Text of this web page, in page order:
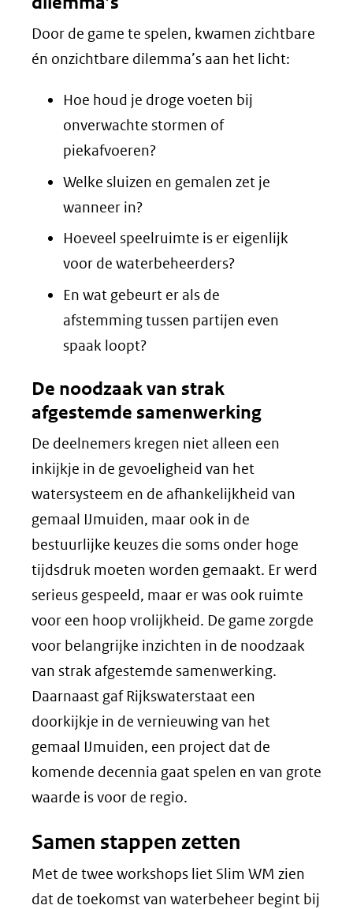
Door de game te spelen, kwamen zichtbare
én onzichtbare dilemma’s aan het licht:
Hoe houd je droge voeten bij
onverwachte stormen of
piekafvoeren?
Welke sluizen en gemalen zet je
wanneer in?
Hoeveel speelruimte is er eigenlijk
voor de waterbeheerders?
En wat gebeurt er als de
afstemming tussen partijen even
spaak loopt?
De noodzaak van strak
afgestemde samenwerking
De deelnemers kregen niet alleen een
inkijkje in de gevoeligheid van het
watersysteem en de afhankelijkheid van
gemaal IJmuiden, maar ook in de
bestuurlijke keuzes die soms onder hoge
tijdsdruk moeten worden gemaakt. Er werd
serieus gespeeld, maar er was ook ruimte
voor een hoop vrolijkheid. De game zorgde
voor belangrijke inzichten in de noodzaak
van strak afgestemde samenwerking.
Daarnaast gaf Rijkswaterstaat een
doorkijkje in de vernieuwing van het
gemaal IJmuiden, een project dat de
komende decennia gaat spelen en van grote
waarde is voor de regio.
Samen stappen zetten
Met de twee workshops liet Slim WM zien
dat de toekomst van waterbeheer begint bij